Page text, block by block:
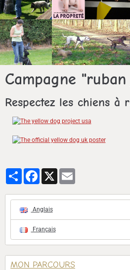
Campagne
Respectez les chiens à
PartagerFacebook
X
Anglais
Français
MON PARCOURS